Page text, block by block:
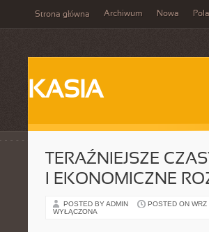
Strona główna Archiwum Nowa
KASIA
TERAŹNIEJSZE
I EKONOMICZNE
POSTED BY ADMIN POSTED ON WRZ
WYŁĄCZONA